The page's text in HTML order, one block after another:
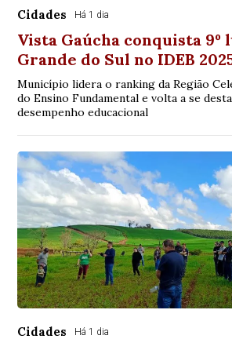
Cidades Há 1 dia
Vista Gaúcha conquista 9º
Grande do Sul no IDEB
Município lidera o ranking da Região
do Ensino Fundamental e volta a se
desempenho educacional
Cidades Há 1 dia